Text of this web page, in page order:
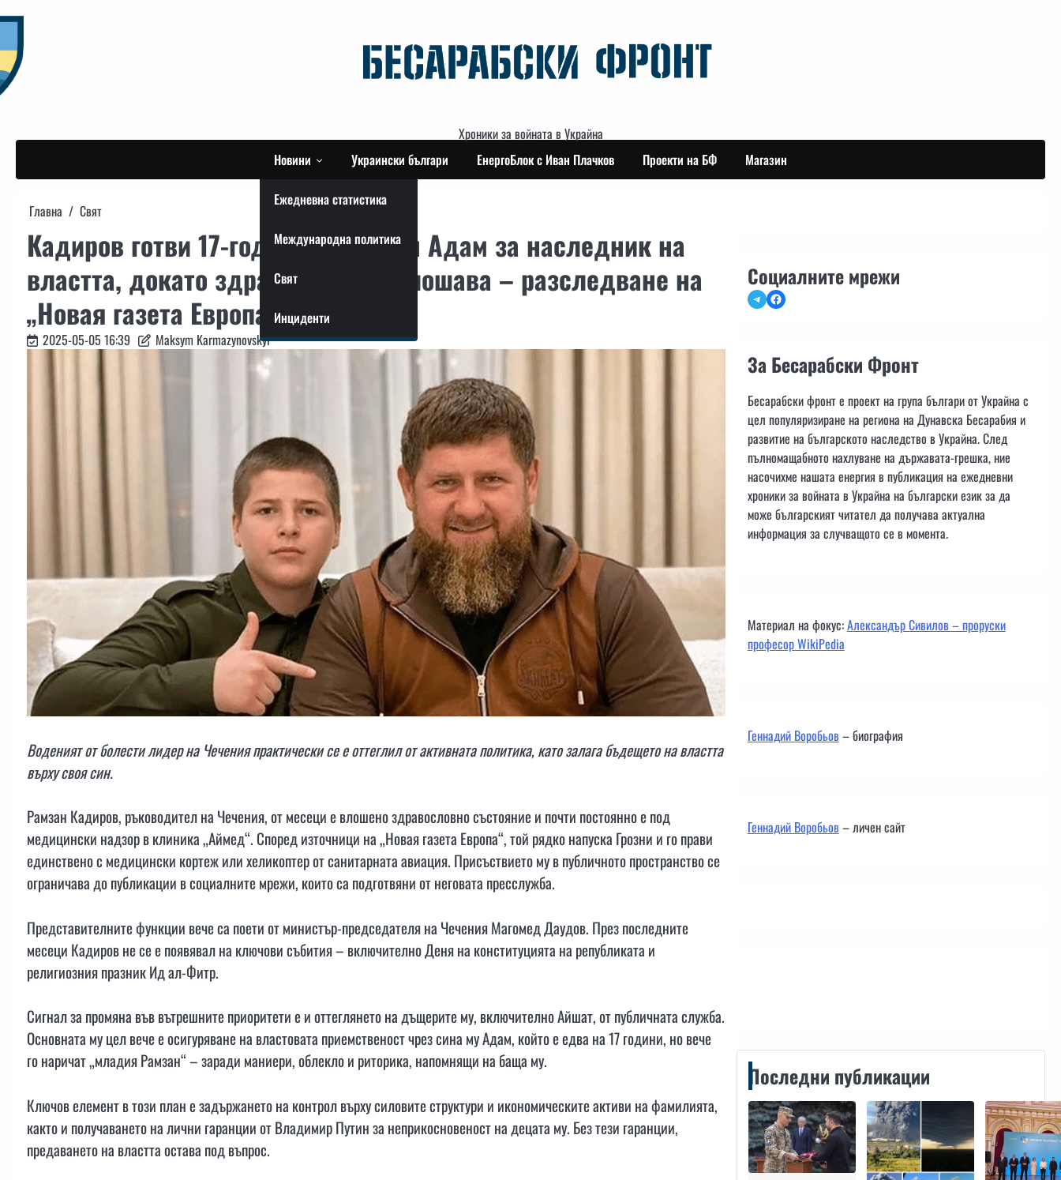
to
content
Хроники за войната в Украйна
Новини
Ежедневна статистика
Международна политика
Свят
Инциденти
Украински българи ЕнергоБлок с Иван Плачков Проекти на БФ Магазин
Главна Свят
Кадиров готви 17-годишния си син Адам за наследник на
властта, докато здравето му се влошава – разследване на
„Новая газета Европа“
2025-05-05 16:39 Maksym Karmazynovskyi
Воденият от болести лидер на Чечения практически се е оттеглил от активната политика, като залага бъдещето на властта
върху своя син.
Рамзан Кадиров, ръководител на Чечения, от месеци е влошено здравословно състояние и почти постоянно е под
медицински надзор в клиника „Аймед“. Според източници на „Новая газета Европа“, той рядко напуска Грозни и го прави
единствено с медицински кортеж или хеликоптер от санитарната авиация. Присъствието му в публичното пространство се
ограничава до публикации в социалните мрежи, които са подготвяни от неговата пресслужба.
Представителните функции вече са поети от министър-председателя на Чечения Магомед Даудов. През последните
месеци Кадиров не се е появявал на ключови събития – включително Деня на конституцията на републиката и
религиозния празник Ид ал-Фитр.
Сигнал за промяна във вътрешните приоритети е и оттеглянето на дъщерите му, включително Айшат, от публичната служба.
Основната му цел вече е осигуряване на властовата приемственост чрез сина му Адам, който е едва на 17 години, но вече
го наричат „младия Рамзан“ – заради маниери, облекло и риторика, напомнящи на баща му.
Ключов елемент в този план е задържането на контрол върху силовите структури и икономическите активи на фамилията,
както и получаването на лични гаранции от Владимир Путин за неприкосновеност на децата му. Без тези гаранции,
предаването на властта остава под въпрос.
Социалните мрежи
TelegramFacebook
За Бесарабски Фронт
Бесарабски фронт е проект на група българи от Украйна с
цел популяризиране на региона на Дунавска Бесарабия и
развитие на българското наследство в Украйна. След
пълномащабното нахлуване на държавата-грешка, ние
насочихме нашата енергия в публикация на ежедневни
хроники за войната в Украйна на български език за да
може българският читател да получава актуална
информация за случващото се в момента.
Материал на фокус:Александър Сивилов – проруски
професор WikiPedia
Геннадий Воробьов– биография
Геннадий Воробьов– личен сайт
Последни публикации